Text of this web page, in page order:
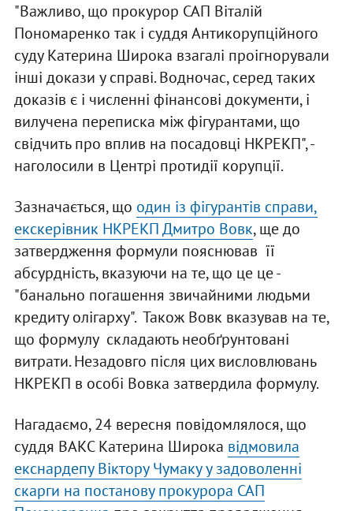
"Важливо, що прокурор САП Віталій
Пономаренко так і суддя Антикорупційного
суду Катерина Широка взагалі проігнорували
інші докази у справі. Водночас, серед таких
доказів є і численні фінансові документи, і
вилучена переписка між фігурантами, що
свідчить про вплив на посадовці НКРЕКП", -
наголосили в Центрі протидії корупції.
Зазначається, що один із фігурантів справи,
екскерівник НКРЕКП Дмитро Вовк, ще до
затвердження формули пояснював її
абсурдність, вказуючи на те, що це це -
"банально погашення звичайними людьми
кредиту олігарху". Також Вовк вказував на те,
що формулу складають необґрунтовані
витрати. Незадовго після цих висловлювань
НКРЕКП в особі Вовка затвердила формулу.
Нагадаємо, 24 вересня повідомлялося, що
суддя ВАКС Катерина Широка відмовила
екснардепу Віктору Чумаку у задоволенні
скарги на постанову прокурора САП